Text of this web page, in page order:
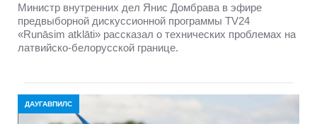
Министр внутренних дел Янис Домбрава в эфире
предвыборной дискуссионной программы TV24
«Runāsim atklāti» рассказал о технических проблемах на
латвийско-белорусской границе.
ДАУГАВПИЛС